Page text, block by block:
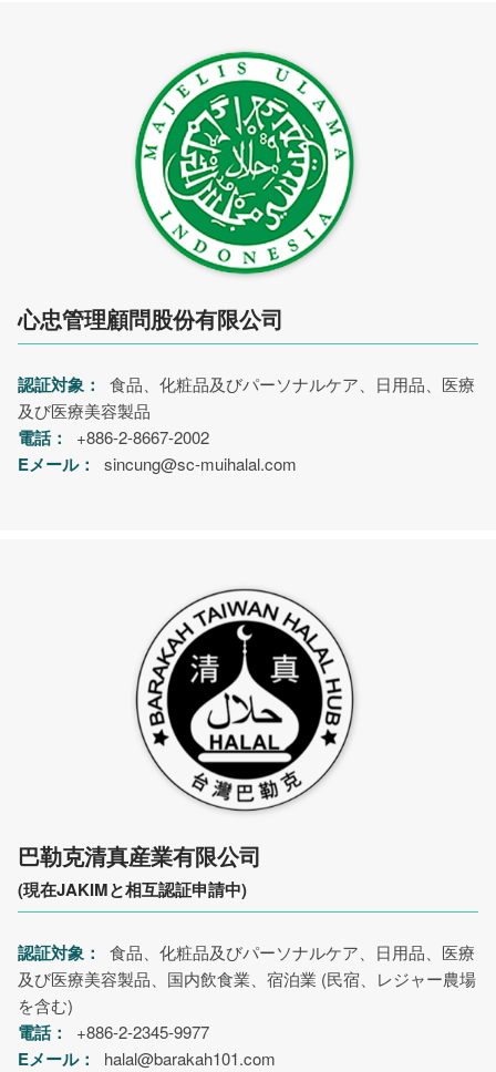
心忠管理顧問股份有限公司
認証対象：
食品、化粧品及びパーソナルケア、日用品、医療
及び医療美容製品
電話： +886-2-8667-2002
Eメール： sincung@sc-muihalal.com
巴勒克清真産業有限公司
(現在JAKIMと相互認証申請中)
認証対象：
食品、化粧品及びパーソナルケア、日用品、医療
及び医療美容製品、国内飲食業、宿泊業 (民宿、レジャー農場
を含む)
電話： +886-2-2345-9977
Eメール： halal@barakah101.com